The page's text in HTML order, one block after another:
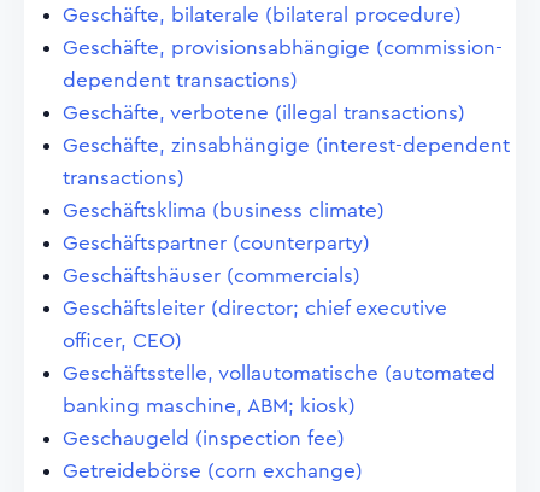
Geschäfte, bilaterale (bilateral procedure)
Geschäfte, provisionsabhängige (commission-
dependent transactions)
Geschäfte, verbotene (illegal transactions)
Geschäfte, zinsabhängige (interest-dependent
transactions)
Geschäftsklima (business climate)
Geschäftspartner (counterparty)
Geschäftshäuser (commercials)
Geschäftsleiter (director; chief executive
officer, CEO)
Geschäftsstelle, vollautomatische (automated
banking maschine, ABM; kiosk)
Geschaugeld (inspection fee)
Getreidebörse (corn exchange)